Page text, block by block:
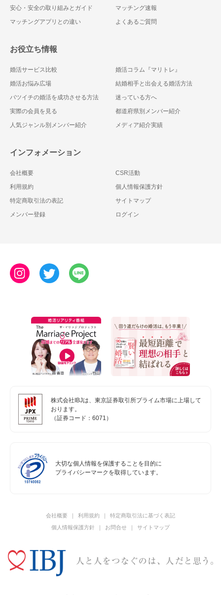
安心・安全の取り組みとガイド
マッチング速報
マッチングアプリとの違い
よくあるご質問
お役立ち情報
婚活サービス比較
婚活コラム『マリトレ』
婚活お悩み広場
結婚相手と出会える婚活方法
バツイチの婚活を成功させる方法
迷っている方へ
実際の会員を見る
都道府県別メンバー紹介
人気ジャンル別メンバー紹介
メディア紹介実績
インフォメーション
会社概要
CSR活動
利用規約
個人情報保護方針
特定商取引法の表記
サイトマップ
メンバー登録
ログイン
株式会社IBJは、東京証券取引所プライム市場に上場して
おります。
（証券コード：6071）
大切な個人情報を保護することを目的に
プライバシーマークを取得しています。
会社概要 利用規約
特定商取引法に基づく表記
個人情報保護方針
お問合せ サイトマップ